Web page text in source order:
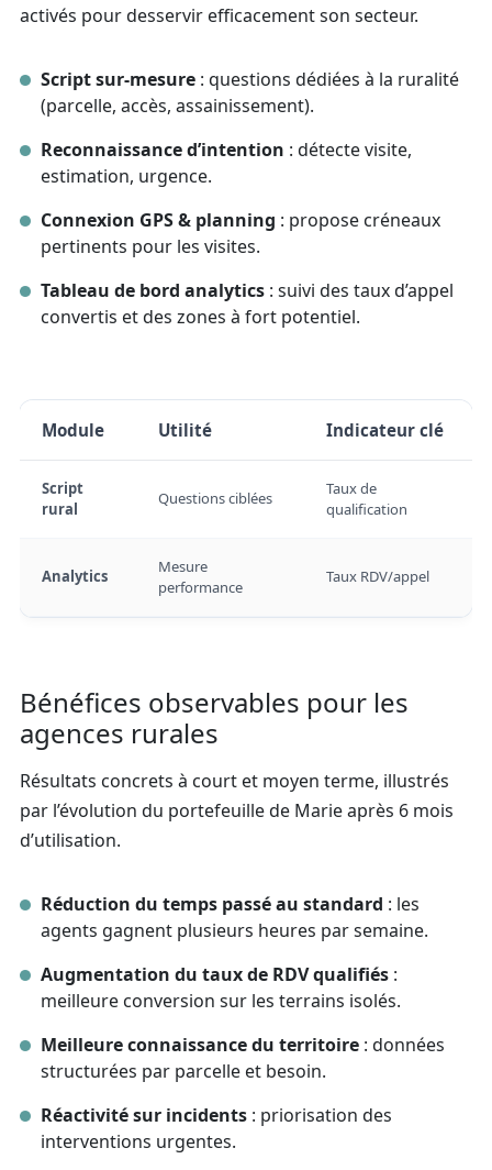
activés pour desservir efficacement son secteur.
Script sur-mesure : questions dédiées à la ruralité
(parcelle, accès, assainissement).
Reconnaissance d’intention : détecte visite,
estimation, urgence.
Connexion GPS & planning : propose créneaux
pertinents pour les visites.
Tableau de bord analytics : suivi des taux d’appel
convertis et des zones à fort potentiel.
Module Utilité Indicateur clé
Script
rural
Questions ciblées
Taux de
qualification
Analytics
Mesure
performance
Taux RDV/appel
Bénéfices observables pour les
agences rurales
Résultats concrets à court et moyen terme, illustrés
par l’évolution du portefeuille de Marie après 6 mois
d’utilisation.
Réduction du temps passé au standard : les
agents gagnent plusieurs heures par semaine.
Augmentation du taux de RDV qualifiés :
meilleure conversion sur les terrains isolés.
Meilleure connaissance du territoire : données
structurées par parcelle et besoin.
Réactivité sur incidents : priorisation des
interventions urgentes.